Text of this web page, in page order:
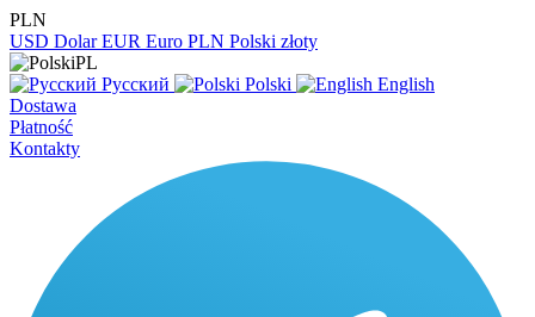
PLN
USD Dolar EUR Euro PLN Polski złoty
PL
Русский
Polski
English
Dostawa
Płatność
Kontakty